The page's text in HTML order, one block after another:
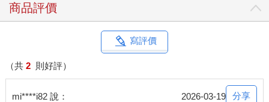
商品評價
寫評價
（共 2 則好評）
mi****i82 說： 2026-03-19 分享